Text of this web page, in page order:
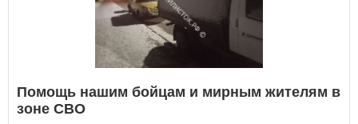
Помощь нашим бойцам и мирным жителям в
зоне СВО